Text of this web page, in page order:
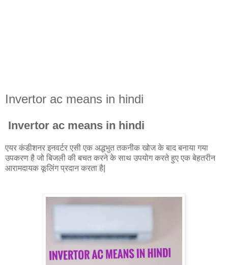
Invertor ac means in hindi
Invertor ac means in hindi
एयर कंडीशनर इनवर्टर एसी एक अद्धभुत तकनीक खोज के बाद बनाया गया
उपकरण है जो बिजली की बचत करने के साथ उपयोग करते हुए एक बेहतरीन
आरामदायक कूलिंग प्रदान करता है|